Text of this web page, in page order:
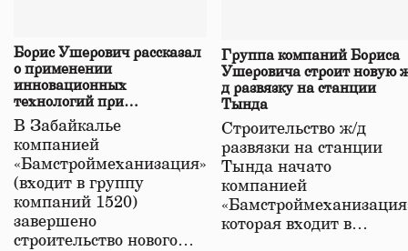
Борис Ушерович рассказал
о применении
инновационных
технологий при
строительстве нового моста
в Забайкалье
В Забайкалье
компанией
«Бамстроймеханизация»
(входит в группу
компаний 1520)
завершено
строительство нового…
Группа компаний Бориса
Ушеровича строит новую
д развязку на станции
Тында
Строительство ж/д
развязки на станции
Тында начато
компанией
которая входит в…